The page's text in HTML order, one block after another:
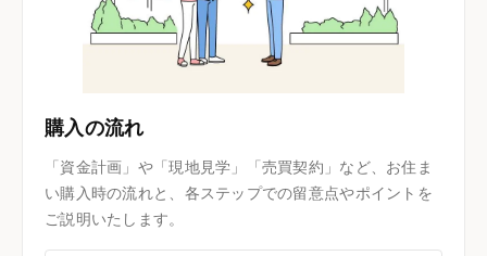
購入の流れ
「資金計画」や「現地見学」「売買契約」など、お住ま
い購入時の流れと、各ステップでの留意点やポイントを
ご説明いたします。